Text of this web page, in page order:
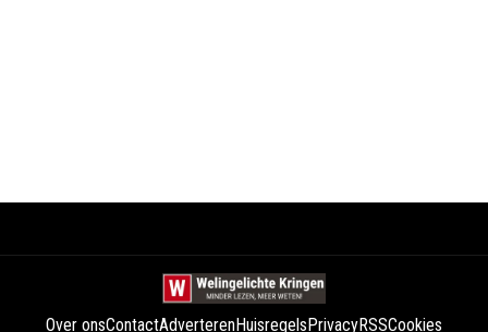
Over onsContactAdverterenHuisregelsPrivacyRSSCookies